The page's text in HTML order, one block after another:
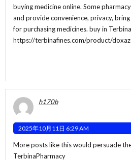
buying medicine online. Some
and provide convenience, privacy,
for purchasing medicines. buy in
https://terbinafines.com/product/
h170b
2025年10月11日 6:29 AM
More posts like this would persuade
TerbinaPharmacy